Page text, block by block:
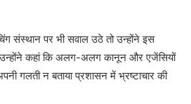
संस्थान पर भी सवाल उठे तो उन्होंने इस
उन्होंने कहां कि अलग-अलग कानून और एजेंसियों
गलती न बताया प्रशासन में भ्रष्टाचार की